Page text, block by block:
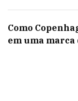
Como
em uma marca